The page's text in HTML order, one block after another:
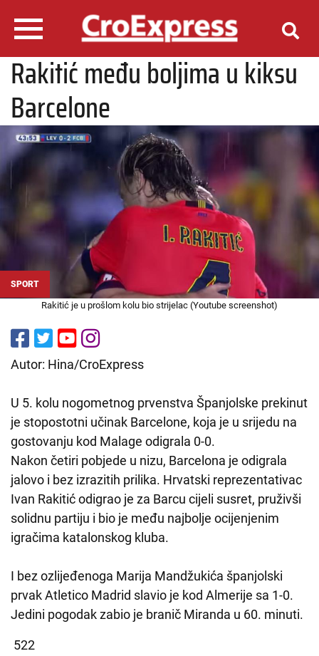
Rakitić među boljima u kiksu
Barcelone
SPORT
Rakitić je u prošlom kolu bio strijelac (Youtube screenshot)
Autor: Hina/CroExpress
U 5. kolu nogometnog prvenstva Španjolske prekinut
je stopostotni učinak Barcelone, koja je u srijedu na
gostovanju kod Malage odigrala 0-0.
Nakon četiri pobjede u nizu, Barcelona je odigrala
jalovo i bez izrazitih prilika. Hrvatski reprezentativac
Ivan Rakitić odigrao je za Barcu cijeli susret, pruživši
solidnu partiju i bio je među najbolje ocijenjenim
igračima katalonskog kluba.
I bez ozlijeđenoga Marija Mandžukića španjolski
prvak Atletico Madrid slavio je kod Almerije sa 1-0.
Jedini pogodak zabio je branič Miranda u 60. minuti.
522